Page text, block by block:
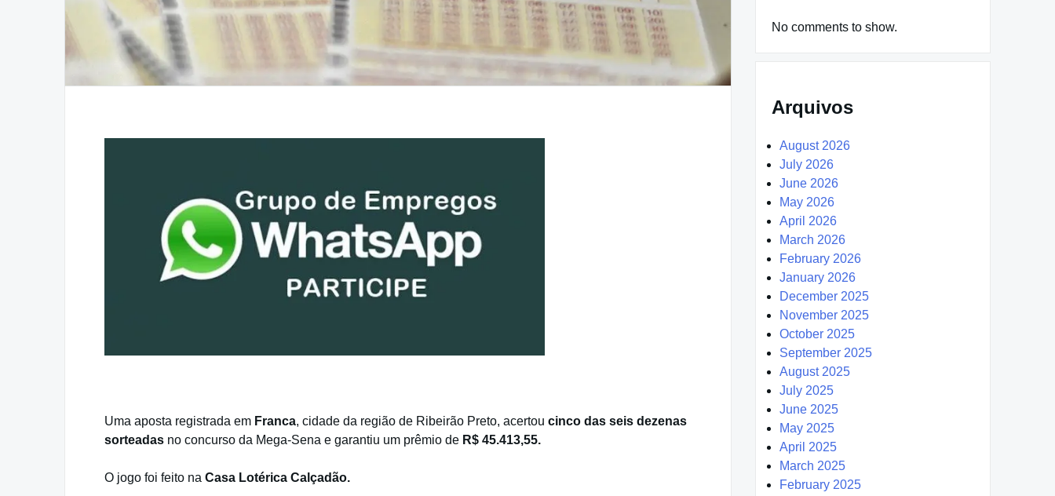
Uma aposta registrada em Franca, cidade da região de Ribeirão Preto, acertou cinco das seis dezenas
sorteadas no concurso da Mega-Sena e garantiu um prêmio de R$ 45.413,55.
O jogo foi feito na Casa Lotérica Calçadão.
No comments to show.
Arquivos
August 2026
July 2026
June 2026
May 2026
April 2026
March 2026
February 2026
January 2026
December 2025
November 2025
October 2025
September 2025
August 2025
July 2025
June 2025
May 2025
April 2025
March 2025
February 2025